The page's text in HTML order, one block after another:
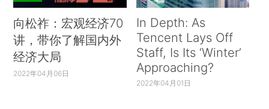
向松祚：宏观经济70
讲，带你了解国内外
经济大局
2022年04月06日
In Depth: As
Tencent Lays Off
Staff, Is Its ‘Winter’
Approaching?
2022年04月01日